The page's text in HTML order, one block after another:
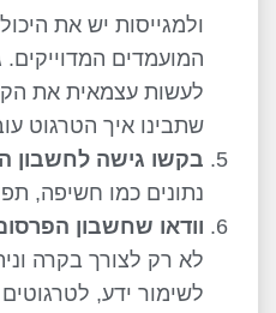
ולמגייסות יש את
המועמדים
לעשות עצמאית את
שתבינו איך הטרגוט
בקשו גישה לחשבון
נתונים כמו חשיפה,
וודאו שחשבון
לא רק לצורך בקרה
לשימור ידע,